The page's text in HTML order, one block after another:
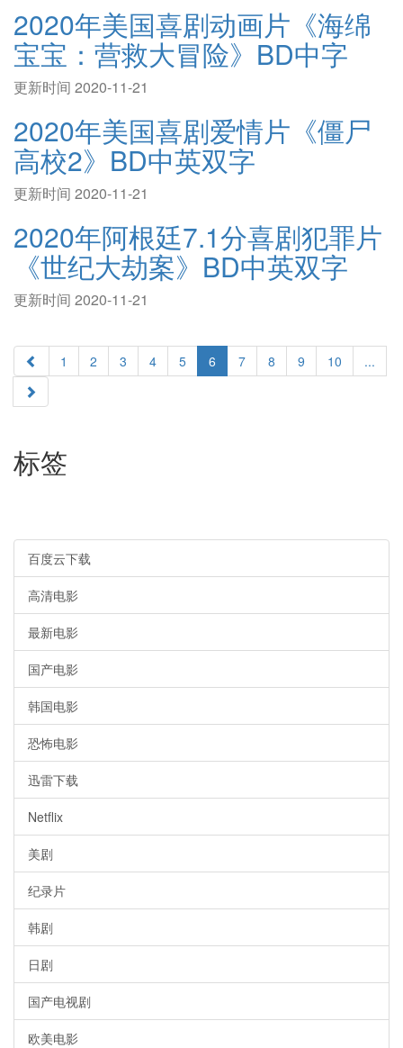
2020年美国喜剧动画片《海绵
宝宝：营救大冒险》BD中字
更新时间 2020-11-21
2020年美国喜剧爱情片《僵尸
高校2》BD中英双字
更新时间 2020-11-21
2020年阿根廷7.1分喜剧犯罪片
《世纪大劫案》BD中英双字
更新时间 2020-11-21
1 2 3 4 5 6 7 8 9 10 ...
标签
百度云下载
高清电影
最新电影
国产电影
韩国电影
恐怖电影
迅雷下载
Netflix
美剧
纪录片
韩剧
日剧
国产电视剧
欧美电影